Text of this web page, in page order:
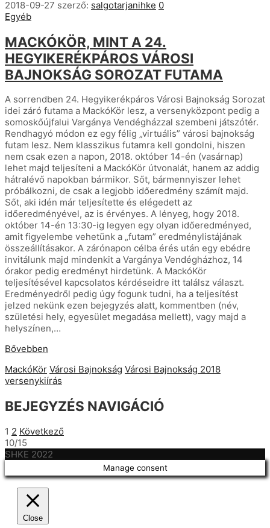
2018-09-27 szerző: salgotarjanihke 0
Egyéb
MACKÓKÖR, MINT A 24.
HEGYIKERÉKPÁROS VÁROSI
BAJNOKSÁG SOROZAT FUTAMA
A sorrendben 24. Hegyikerékpáros Városi Bajnokság Sorozat
idei záró futama a MackóKör lesz, a versenyközpont pedig a
somoskőújfalui Vargánya Vendégházzal szembeni játszótér.
Rendhagyó módon ez egy félig „virtuális” városi bajnokság
futam lesz. Nem klasszikus futamra kell gondolni, hiszen
nem csak ezen a napon, 2018. október 14-én (vasárnap)
lehet majd teljesíteni a MackóKör útvonalát, hanem az addig
hátralévő napokban bármikor. Sőt, bármennyiszer lehet
próbálkozni, de csak a legjobb időeredmény számít majd.
Sőt, aki idén már teljesítette és elégedett az
időeredményével, az is érvényes. A lényeg, hogy 2018.
október 14-én 13:30-ig legyen egy olyan időeredményed,
amit figyelembe vehetünk a „futam” eredménylistájának
összeállításakor. A zárónapon célba érés után egy ebédre
invitálunk majd mindenkit a Vargánya Vendégházhoz, 14
órakor pedig eredményt hirdetünk. A MackóKör
teljesítésével kapcsolatos kérdéseidre itt találsz választ.
Eredményedről pedig úgy fogunk tudni, ha a teljesítést
jelzed nekünk ezen bejegyzés alatt, kommentben (név,
születési hely, egyesület megadása mellett), vagy majd a
helyszínen,…
Bővebben
MackóKör Városi Bajnokság Városi Bajnokság 2018
versenykiírás
BEJEGYZÉS NAVIGÁCIÓ
1 2 Következő
10/15
SHKE 2022
Manage consent
Close